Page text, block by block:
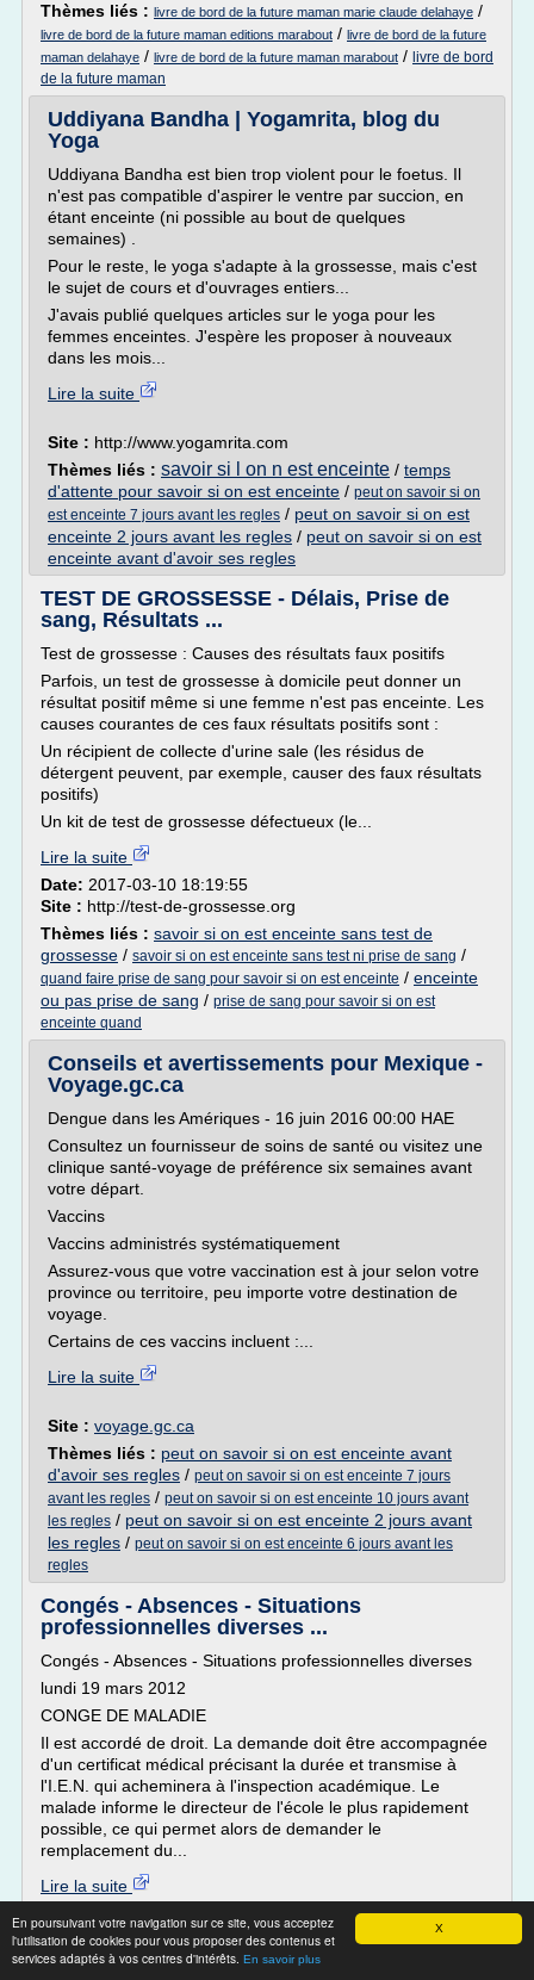
X
En poursuivant votre navigation sur ce site, vous acceptez
l'utilisation de cookies pour vous proposer des contenus et
services adaptés à vos centres d'intérêts. En savoir plus
Thèmes liés : livre de bord de la future maman marie claude delahaye /
livre de bord de la future maman editions marabout / livre de bord de la future
maman delahaye / livre de bord de la future maman marabout / livre de bord
de la future maman
Uddiyana Bandha | Yogamrita, blog du
Yoga
Uddiyana Bandha est bien trop violent pour le foetus. Il
n'est pas compatible d'aspirer le ventre par succion, en
étant enceinte (ni possible au bout de quelques
semaines) .
Pour le reste, le yoga s'adapte à la grossesse, mais c'est
le sujet de cours et d'ouvrages entiers...
J'avais publié quelques articles sur le yoga pour les
femmes enceintes. J'espère les proposer à nouveaux
dans les mois...
Lire la suite
Site : http://www.yogamrita.com
Thèmes liés : savoir si l on n est enceinte / temps
d'attente pour savoir si on est enceinte / peut on savoir si on
est enceinte 7 jours avant les regles / peut on savoir si on est
enceinte 2 jours avant les regles / peut on savoir si on est
enceinte avant d'avoir ses regles
TEST DE GROSSESSE - Délais, Prise de
sang, Résultats ...
Test de grossesse : Causes des résultats faux positifs
Parfois, un test de grossesse à domicile peut donner un
résultat positif même si une femme n'est pas enceinte. Les
causes courantes de ces faux résultats positifs sont :
Un récipient de collecte d'urine sale (les résidus de
détergent peuvent, par exemple, causer des faux résultats
positifs)
Un kit de test de grossesse défectueux (le...
Lire la suite
Date: 2017-03-10 18:19:55
Site : http://test-de-grossesse.org
Thèmes liés : savoir si on est enceinte sans test de
grossesse / savoir si on est enceinte sans test ni prise de sang /
quand faire prise de sang pour savoir si on est enceinte / enceinte
ou pas prise de sang / prise de sang pour savoir si on est
enceinte quand
Conseils et avertissements pour Mexique -
Voyage.gc.ca
Dengue dans les Amériques - 16 juin 2016 00:00 HAE
Consultez un fournisseur de soins de santé ou visitez une
clinique santé-voyage de préférence six semaines avant
votre départ.
Vaccins
Vaccins administrés systématiquement
Assurez-vous que votre vaccination est à jour selon votre
province ou territoire, peu importe votre destination de
voyage.
Certains de ces vaccins incluent :...
Lire la suite
Site : voyage.gc.ca
Thèmes liés : peut on savoir si on est enceinte avant
d'avoir ses regles / peut on savoir si on est enceinte 7 jours
avant les regles / peut on savoir si on est enceinte 10 jours avant
les regles / peut on savoir si on est enceinte 2 jours avant
les regles / peut on savoir si on est enceinte 6 jours avant les
regles
Congés - Absences - Situations
professionnelles diverses ...
Congés - Absences - Situations professionnelles diverses
lundi 19 mars 2012
CONGE DE MALADIE
Il est accordé de droit. La demande doit être accompagnée
d'un certificat médical précisant la durée et transmise à
l'I.E.N. qui acheminera à l'inspection académique. Le
malade informe le directeur de l'école le plus rapidement
possible, ce qui permet alors de demander le
remplacement du...
Lire la suite
Site : http://11.snuipp.fr
Thèmes liés :indemnite conge maternite apres arret